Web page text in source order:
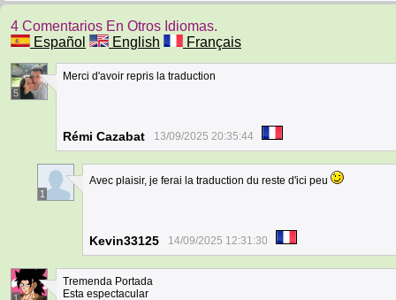
4 Comentarios En Otros Idiomas.
Español
English Français
5
Merci d'avoir repris la traduction
Rémi Cazabat 13/09/2025 20:35:44
1
Avec plaisir, je ferai la traduction du reste d'ici peu
Kevin33125 14/09/2025 12:31:30
Tremenda Portada
Esta espectacular